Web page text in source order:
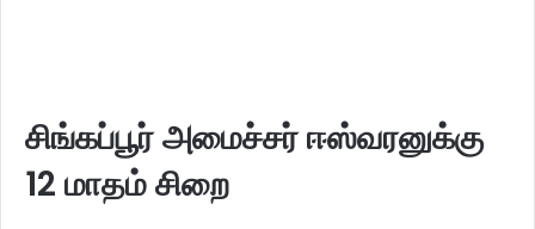
சிங்கப்பூர் அமைச்சர் ஈஸ்வரனுக்கு
12 மாதம் சிறை